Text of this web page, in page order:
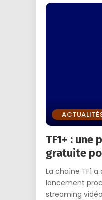
TF1+ :
gratuite
La chaîne TF1
lancement
streaming